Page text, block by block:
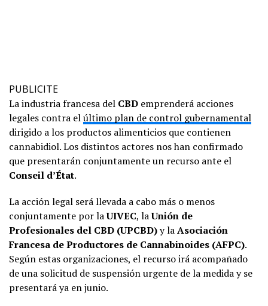
PUBLICITE
La industria francesa del CBD emprenderá acciones
legales contra elúltimo plan de control gubernamental
dirigido a los productos alimenticios que contienen
cannabidiol. Los distintos actores nos han confirmado
que presentarán conjuntamente un recurso ante el
Conseil d’État.
La acción legal será llevada a cabo más o menos
conjuntamente por laUIVEC, laUnión de
Profesionales del CBD (UPCBD)y laAsociación
Francesa de Productores de Cannabinoides (AFPC).
Según estas organizaciones, el recurso irá acompañado
de una solicitud de suspensión urgente de la medida y se
presentará ya en junio.